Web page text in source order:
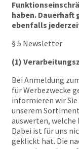
haben. Dauerhaft
ebenfalls
§ 5 Newsletter
(1)
Bei Anmeldung
für Werbezwecke
informieren wir
unserem
auswerten,
Dabei ist für uns
geklickt hat. Die